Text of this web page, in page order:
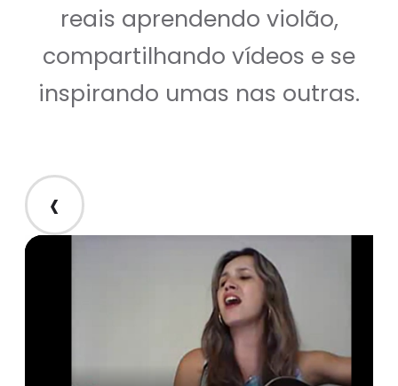
reais aprendendo violão,
compartilhando vídeos e se
inspirando umas nas outras.
‹